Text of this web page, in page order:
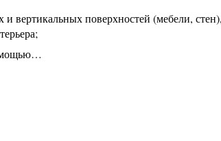
вертикальных поверхностей (мебели,